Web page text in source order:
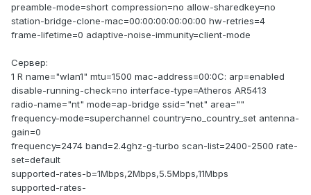
preamble-mode=short compression=no allow-sharedkey=no
station-bridge-clone-mac=00:00:00:00:00:00 hw-retries=4
frame-lifetime=0 adaptive-noise-immunity=client-mode
Сервер:
1 R name="wlan1" mtu=1500 mac-address=00:0C: arp=enabled
disable-running-check=no interface-type=Atheros AR5413
radio-name="nt" mode=ap-bridge ssid="net" area=""
frequency-mode=superchannel country=no_country_set antenna-
gain=0
frequency=2474 band=2.4ghz-g-turbo scan-list=2400-2500 rate-
set=default
supported-rates-b=1Mbps,2Mbps,5.5Mbps,11Mbps
supported-rates-